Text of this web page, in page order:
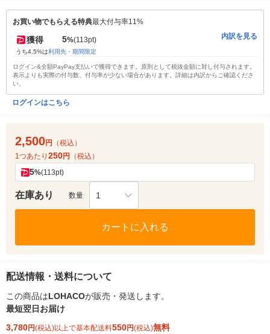
お買い物でもらえる特典最大付与率11%
獲得 5%(113pt)
うち4.5%は利用先・期間限定
内訳を見る
ログイン&全額PayPay支払いで獲得できます。原則として税抜金額に対し付与されます。
表示よりも実際の付与数、付与率が少ない場合があります。詳細は内訳からご確認くださ
い。
ログインはこちら
2,500円
（税込）
1つあたり 250円 （税込）
5%(113pt)
在庫あり 数量 1
カートに入れる
配送情報・送料について
この商品はLOHACOが販売・発送します。
最短翌日お届け
3,780円(税込)以上で基本配送料550円(税込)無料